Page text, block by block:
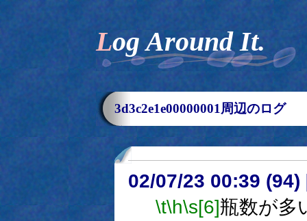
Log Around It.
3d3c2e1e00000001周辺のログ
02/07/23 00:39 (94)
\t\h\s[6]瓶数が多